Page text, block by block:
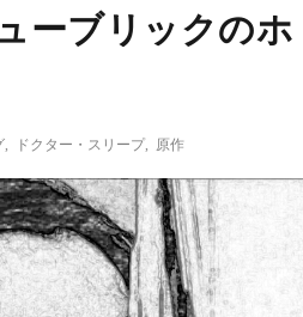
ーブリックのホ
ドクター・スリープ, 原作